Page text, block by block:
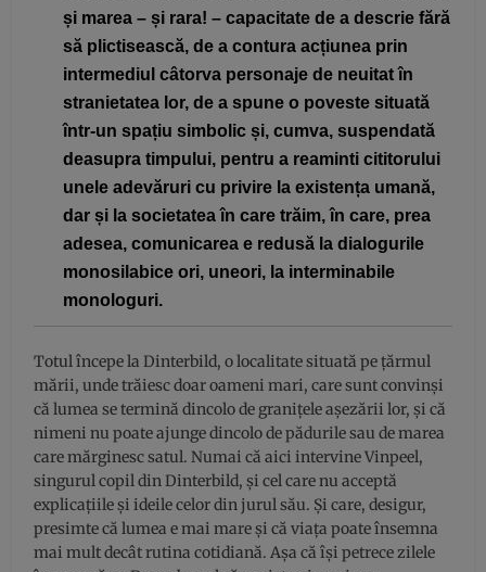
și marea – și rara! – capacitate de a descrie fără
să plictisească, de a contura acțiunea prin
intermediul câtorva personaje de neuitat în
stranietatea lor, de a spune o poveste situată
într-un spațiu simbolic și, cumva, suspendată
deasupra timpului, pentru a reaminti cititorului
unele adevăruri cu privire la existența umană,
dar și la societatea în care trăim, în care, prea
adesea, comunicarea e redusă la dialogurile
monosilabice ori, uneori, la interminabile
monologuri.
Totul începe la Dinterbild, o localitate situată pe țărmul
mării, unde trăiesc doar oameni mari, care sunt convinși
că lumea se termină dincolo de granițele așezării lor, și că
nimeni nu poate ajunge dincolo de pădurile sau de marea
care mărginesc satul. Numai că aici intervine Vinpeel,
singurul copil din Dinterbild, și cel care nu acceptă
explicațiile și ideile celor din jurul său. Și care, desigur,
presimte că lumea e mai mare și că viața poate însemna
mai mult decât rutina cotidiană. Așa că își petrece zilele